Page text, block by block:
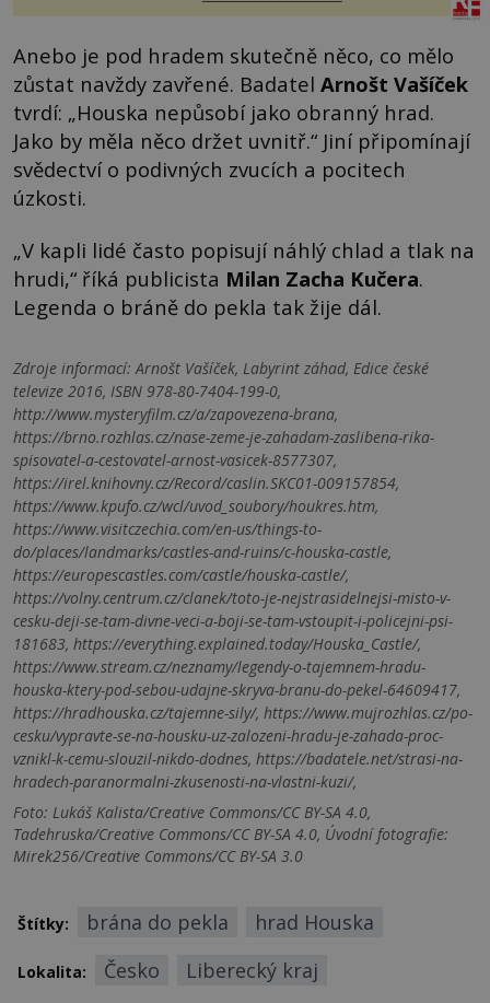
Anebo je pod hradem skutečně něco, co mělo
zůstat navždy zavřené. Badatel Arnošt Vašíček
tvrdí: „Houska nepůsobí jako obranný hrad.
Jako by měla něco držet uvnitř.“ Jiní připomínají
svědectví o podivných zvucích a pocitech
úzkosti.
„V kapli lidé často popisují náhlý chlad a tlak na
hrudi,“ říká publicista Milan Zacha Kučera.
Legenda o bráně do pekla tak žije dál.
Zdroje informací: Arnošt Vašíček, Labyrint záhad, Edice české
televize 2016, ISBN 978-80-7404-199-0,
http://www.mysteryfilm.cz/a/zapovezena-brana,
https://brno.rozhlas.cz/nase-zeme-je-zahadam-zaslibena-rika-
spisovatel-a-cestovatel-arnost-vasicek-8577307,
https://irel.knihovny.cz/Record/caslin.SKC01-009157854,
https://www.kpufo.cz/wcl/uvod_soubory/houkres.htm,
https://www.visitczechia.com/en-us/things-to-
do/places/landmarks/castles-and-ruins/c-houska-castle,
https://europescastles.com/castle/houska-castle/,
https://volny.centrum.cz/clanek/toto-je-nejstrasidelnejsi-misto-v-
cesku-deji-se-tam-divne-veci-a-boji-se-tam-vstoupit-i-policejni-psi-
181683, https://everything.explained.today/Houska_Castle/,
https://www.stream.cz/neznamy/legendy-o-tajemnem-hradu-
houska-ktery-pod-sebou-udajne-skryva-branu-do-pekel-64609417,
https://hradhouska.cz/tajemne-sily/, https://www.mujrozhlas.cz/po-
cesku/vypravte-se-na-housku-uz-zalozeni-hradu-je-zahada-proc-
vznikl-k-cemu-slouzil-nikdo-dodnes, https://badatele.net/strasi-na-
hradech-paranormalni-zkusenosti-na-vlastni-kuzi/,
Foto: Lukáš Kalista/Creative Commons/CC BY-SA 4.0,
Tadehruska/Creative Commons/CC BY-SA 4.0, Úvodní fotografie:
Mirek256/Creative Commons/CC BY-SA 3.0
Štítky: brána do pekla hrad Houska
Lokalita: Česko Liberecký kraj